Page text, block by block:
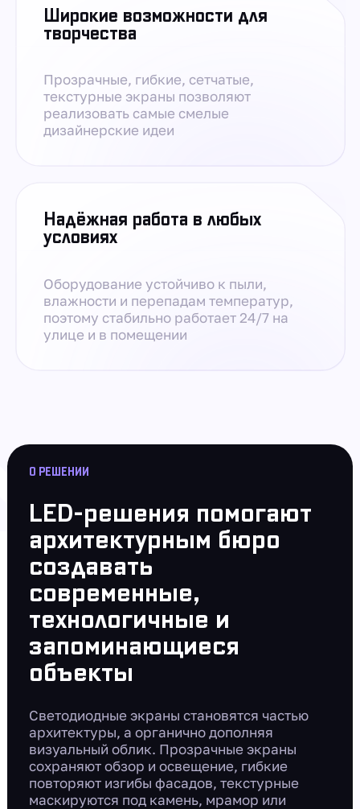
Широкие возможности для
творчества
Прозрачные, гибкие, сетчатые,
текстурные экраны позволяют
реализовать самые смелые
дизайнерские идеи
Надёжная работа в любых
условиях
Оборудование устойчиво к пыли,
влажности и перепадам температур,
поэтому стабильно работает 24/7 на
улице и в помещении
О РЕШЕНИИ
LED-решения помогают
архитектурным бюро
создавать
современные,
технологичные и
запоминающиеся
объекты
Светодиодные экраны становятся частью
архитектуры, а органично дополняя
визуальный облик. Прозрачные экраны
сохраняют обзор и освещение, гибкие
повторяют изгибы фасадов, текстурные
маскируются под камень, мрамор или